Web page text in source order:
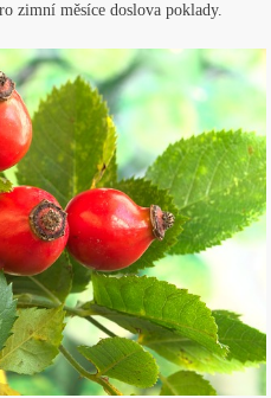
zimní měsíce doslova poklady.